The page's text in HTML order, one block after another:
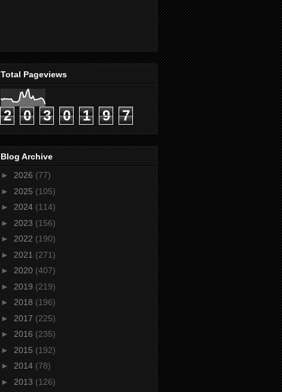
Total Pageviews
2 0 3 0 1 9 7
Blog Archive
► 2026 (77)
► 2025 (105)
► 2024 (114)
► 2023 (156)
► 2022 (190)
► 2021 (271)
► 2020 (407)
► 2019 (219)
► 2018 (196)
► 2017 (225)
► 2016 (235)
► 2015 (192)
► 2014 (78)
► 2013 (126)